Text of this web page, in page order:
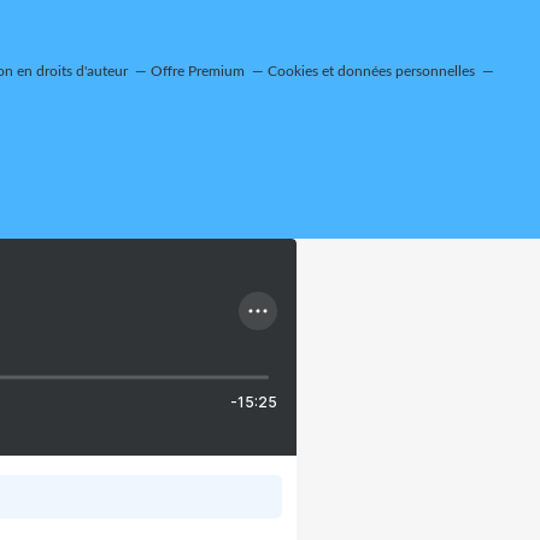
en droits d'auteur Offre Premium Cookies et données personnelles
-15:25